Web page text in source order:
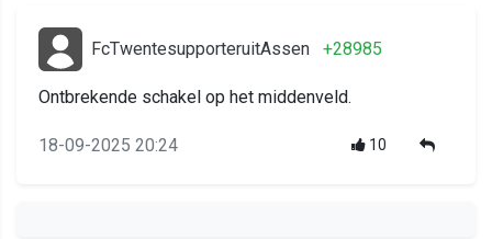
FcTwentesupporteruitAssen +28985
Ontbrekende schakel op het middenveld.
18-09-2025 20:24 10